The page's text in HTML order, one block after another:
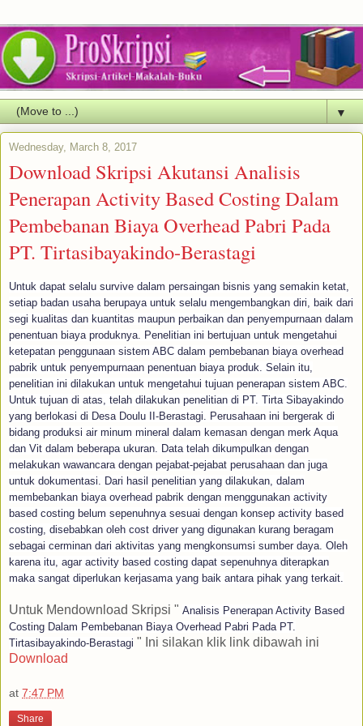
▼
Wednesday, March 8, 2017
Download Skripsi Akutansi Analisis
Penerapan Activity Based Costing Dalam
Pembebanan Biaya Overhead Pabri Pada
PT. Tirtasibayakindo-Berastagi
Untuk dapat selalu survive dalam persaingan bisnis yang semakin ketat,
setiap badan usaha berupaya untuk selalu mengembangkan diri, baik dari
segi kualitas dan kuantitas maupun perbaikan dan penyempurnaan dalam
penentuan biaya produknya. Penelitian ini bertujuan untuk mengetahui
ketepatan penggunaan sistem ABC dalam pembebanan biaya overhead
pabrik untuk penyempurnaan penentuan biaya produk. Selain itu,
penelitian ini dilakukan untuk mengetahui tujuan penerapan sistem ABC.
Untuk tujuan di atas, telah dilakukan penelitian di PT. Tirta Sibayakindo
yang berlokasi di Desa Doulu II-Berastagi. Perusahaan ini bergerak di
bidang produksi air minum mineral dalam kemasan dengan merk Aqua
dan Vit dalam beberapa ukuran. Data telah dikumpulkan dengan
melakukan wawancara dengan pejabat-pejabat perusahaan dan juga
untuk dokumentasi. Dari hasil penelitian yang dilakukan, dalam
membebankan biaya overhead pabrik dengan menggunakan activity
based costing belum sepenuhnya sesuai dengan konsep activity based
costing, disebabkan oleh cost driver yang digunakan kurang beragam
sebagai cerminan dari aktivitas yang mengkonsumsi sumber daya. Oleh
karena itu, agar activity based costing dapat sepenuhnya diterapkan
maka sangat diperlukan kerjasama yang baik antara pihak yang terkait.
Untuk Mendownload Skripsi " Analisis Penerapan Activity Based
Costing Dalam Pembebanan Biaya Overhead Pabri Pada PT.
Tirtasibayakindo-Berastagi " Ini silakan klik link dibawah ini
Download
at 7:47 PM
Share